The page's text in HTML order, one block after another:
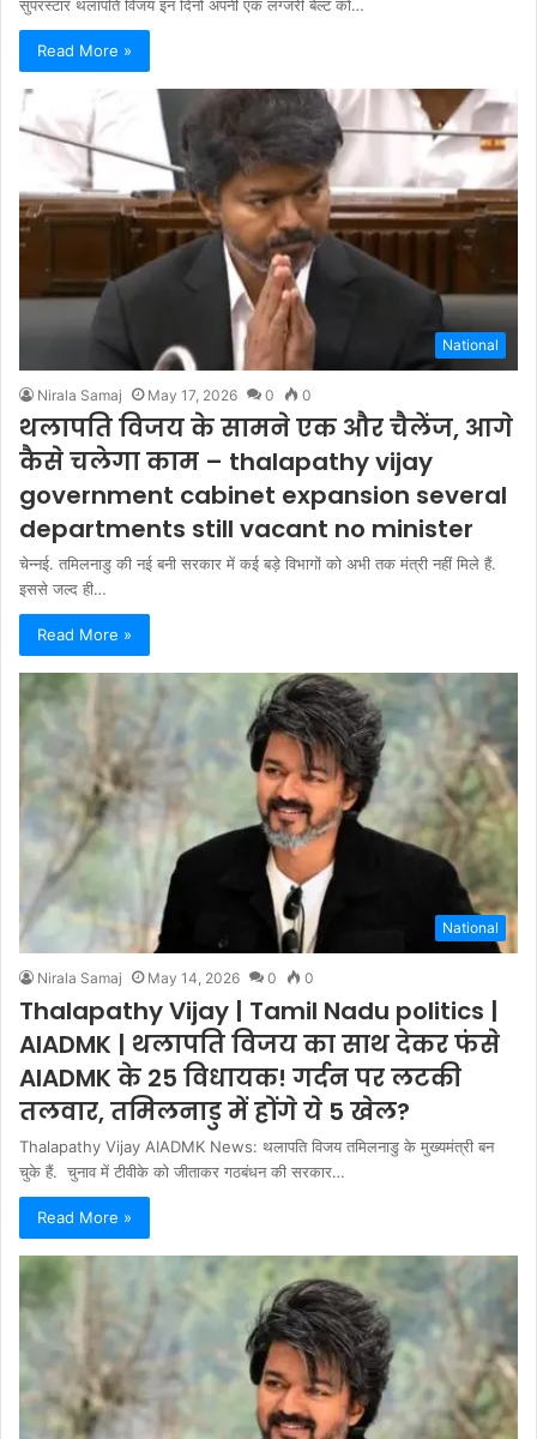
सुपरस्टार थलापति विजय इन दिनों अपनी एक लग्जरी बेल्ट को…
Read More »
National
Nirala Samaj May 17, 2026 0 0
थलापति विजय के सामने एक और चैलेंज, आगे
कैसे चलेगा काम – thalapathy vijay
government cabinet expansion several
departments still vacant no minister
चेन्नई. तमिलनाडु की नई बनी सरकार में कई बड़े विभागों को अभी तक मंत्री नहीं मिले हैं.
इससे जल्द ही…
Read More »
National
Nirala Samaj May 14, 2026 0 0
Thalapathy Vijay | Tamil Nadu politics |
AIADMK | थलापति विजय का साथ देकर फंसे
AIADMK के 25 विधायक! गर्दन पर लटकी
तलवार, तमिलनाडु में होंगे ये 5 खेल?
Thalapathy Vijay AIADMK News: थलापति विजय तमिलनाडु के मुख्यमंत्री बन
चुके हैं. चुनाव में टीवीके को जीताकर गठबंधन की सरकार…
Read More »